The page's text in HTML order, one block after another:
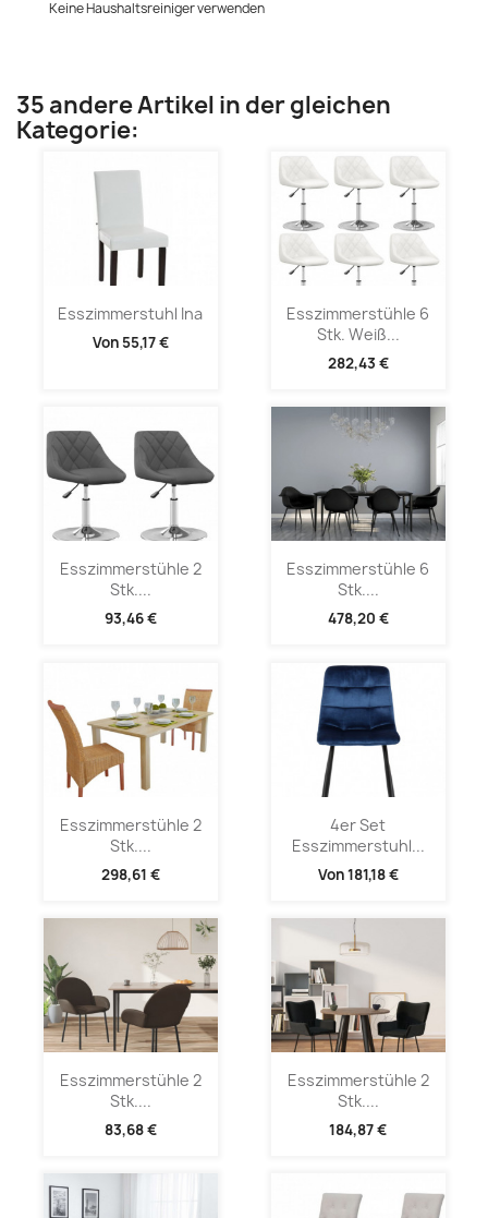
Keine Haushaltsreiniger verwenden
35 andere Artikel in der gleichen
Kategorie:
Esszimmerstuhl Ina
Von 55,17 €
Esszimmerstühle 6
Stk. Weiß...
282,43 €
Esszimmerstühle 2
Stk....
93,46 €
Esszimmerstühle 6
Stk....
478,20 €
Esszimmerstühle 2
Stk....
298,61 €
4er Set
Esszimmerstuhl...
Von181,18 €
Esszimmerstühle 2
Stk....
83,68 €
Esszimmerstühle 2
Stk....
184,87 €